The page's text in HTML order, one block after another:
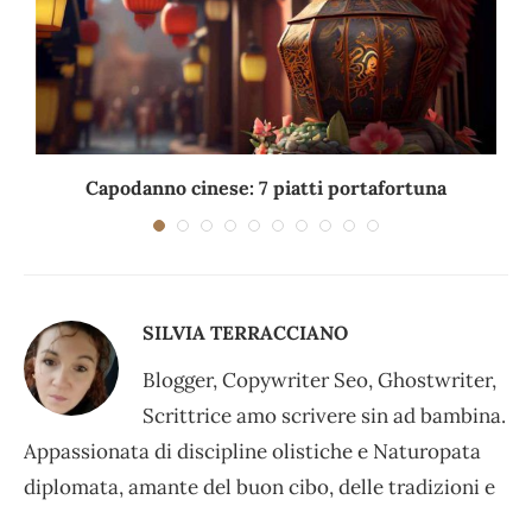
Capodanno cinese: 7 piatti portafortuna
SILVIA TERRACCIANO
Blogger, Copywriter Seo, Ghostwriter,
Scrittrice amo scrivere sin ad bambina.
Appassionata di discipline olistiche e Naturopata
diplomata, amante del buon cibo, delle tradizioni e